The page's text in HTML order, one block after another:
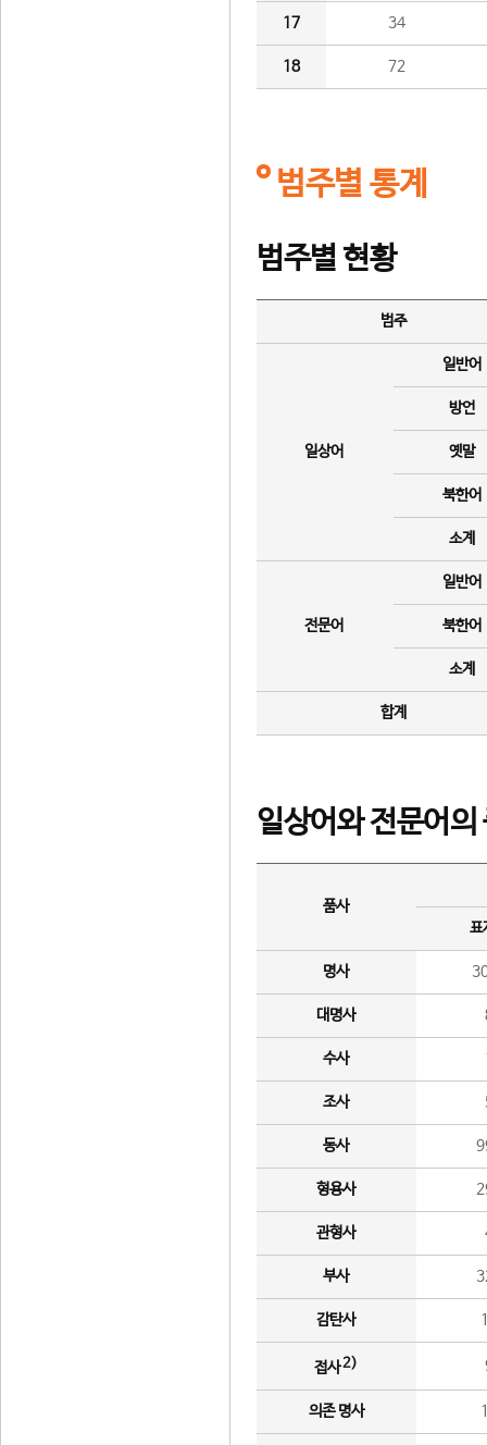
17 34
18 72
범주별 통계
범주별 현황
범주
일상어
일반어
방언
옛말
북한어
소계
전문어
일반어
북한어
소계
합계
일상어와 전문어의
품사
표
명사
대명사
수사
조사
동사
형용사
관형사
부사
감탄사
접사2)
의존 명사